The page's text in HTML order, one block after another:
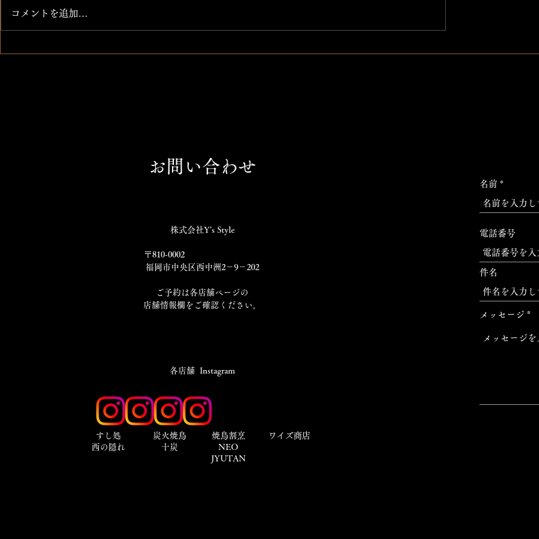
コメントを追加…
お問い合わせ
株式会社Y's Style
〒810-0002
福岡市中央区西中洲2－9－202
​ご予約は各店舗ページの
店舗情報欄をご確認ください。
​各店舗 Instagram
​すし処
西の隠れ
炭火焼鳥
十炭
焼鳥割烹
NEO
JYUTAN
ワイズ商店
名前
電話番号
件名
メッセージ